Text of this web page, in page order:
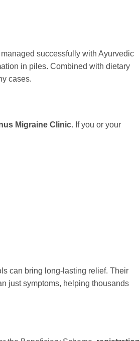
successfully with Ayurvedic
in piles. Combined with dietary
cases.
Migraine Clinic. If you or your
can bring long-lasting relief. Their
just symptoms, helping thousands